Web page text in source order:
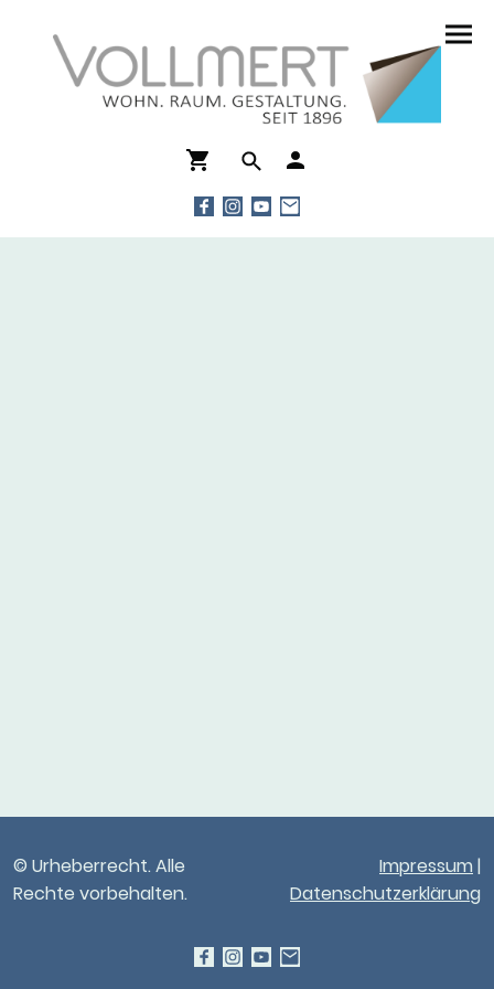
© Urheberrecht. Alle
Rechte vorbehalten.
Impressum |
Datenschutzerklärung